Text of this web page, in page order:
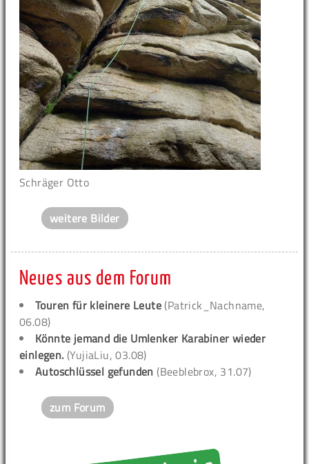
Schräger Otto
weitere Bilder
Neues aus dem Forum
Touren für kleinere Leute (Patrick_Nachname,
06.08)
Könnte jemand die Umlenker Karabiner wieder
einlegen. (YujiaLiu, 03.08)
Autoschlüssel gefunden (Beeblebrox, 31.07)
zum Forum